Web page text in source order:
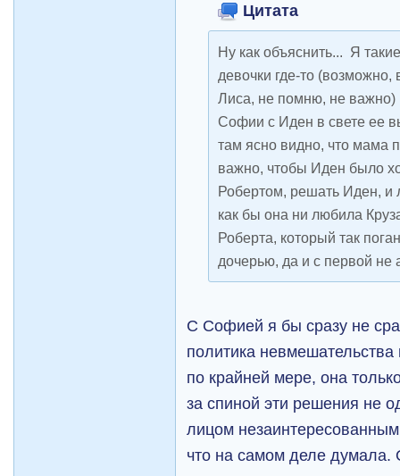
Цитата
Ну как объяснить... Я
девочки где-то
Лиса, не помню, не важно)
Софии с Иден в свете ее
там ясно видно, что мама
важно, чтобы Иден было
Робертом, решать Иден,
как бы она ни любила
Роберта, который так
дочерью, да и с первой не
С Софией я бы сразу не
политика
по крайней мере, она
за спиной эти решения не
лицом
что на самом деле думала.